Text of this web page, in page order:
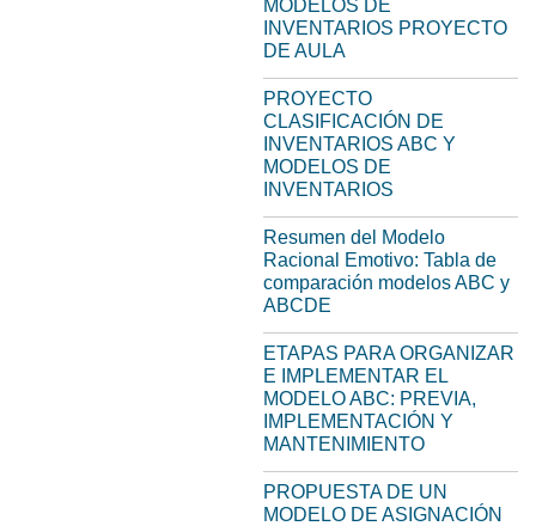
MODELOS DE
INVENTARIOS PROYECTO
DE AULA
PROYECTO
CLASIFICACIÓN DE
INVENTARIOS ABC Y
MODELOS DE
INVENTARIOS
Resumen del Modelo
Racional Emotivo: Tabla de
comparación modelos ABC y
ABCDE
ETAPAS PARA ORGANIZAR
E IMPLEMENTAR EL
MODELO ABC: PREVIA,
IMPLEMENTACIÓN Y
MANTENIMIENTO
PROPUESTA DE UN
MODELO DE ASIGNACIÓN